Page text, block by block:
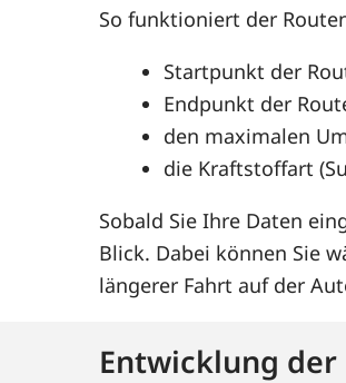
So funktioniert der
Startpunkt der
Endpunkt der
den maximalen
die Kraftstoffart
Sobald Sie Ihre Daten
Blick. Dabei können Sie
längerer Fahrt auf der
Entwicklung der